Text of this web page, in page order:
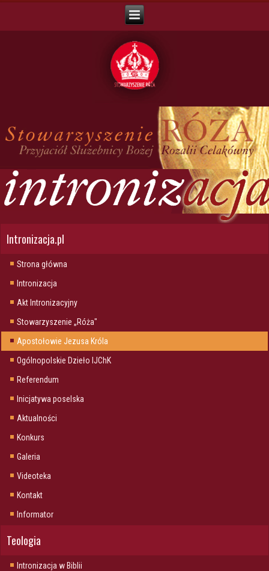
Intronizacja.pl
Strona główna
Intronizacja
Akt Intronizacyjny
Stowarzyszenie „Róża"
Apostołowie Jezusa Króla
Ogólnopolskie Dzieło IJChK
Referendum
Inicjatywa poselska
Aktualności
Konkurs
Galeria
Videoteka
Kontakt
Informator
Teologia
Intronizacja w Biblii